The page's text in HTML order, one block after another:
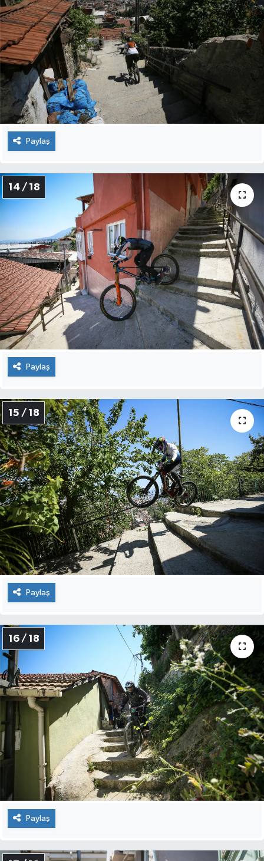
Paylaş
14 / 18
Paylaş
15 / 18
Paylaş
16 / 18
Paylaş